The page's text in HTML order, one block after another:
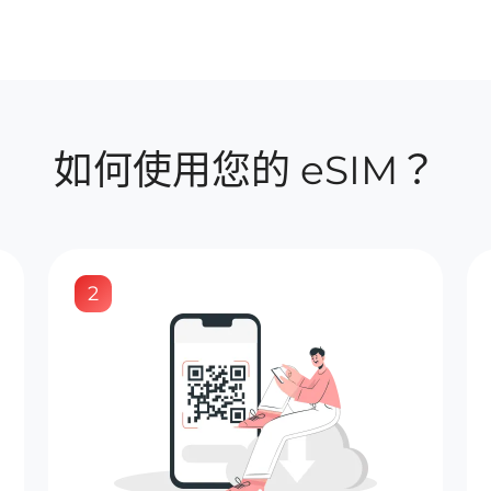
如何使用您的 eSIM？
2